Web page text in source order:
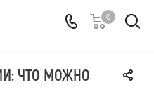
0
ЧТО МОЖНО